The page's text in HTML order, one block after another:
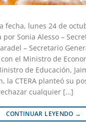
fecha, lunes 24 de
Sonia Alesso –
– Secretario
el Ministro de
de Educación,
la CTERA planteó su
cualquier […]
CONTINUAR LEYENDO →